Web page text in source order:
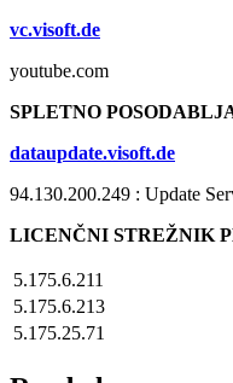
vc.visoft.de
youtube.com
SPLETNO
dataupdate.visoft.de
94.130.200.249 : Update
LICENČNI STREŽNIK
5.175.6.211
5.175.6.213
5.175.25.71